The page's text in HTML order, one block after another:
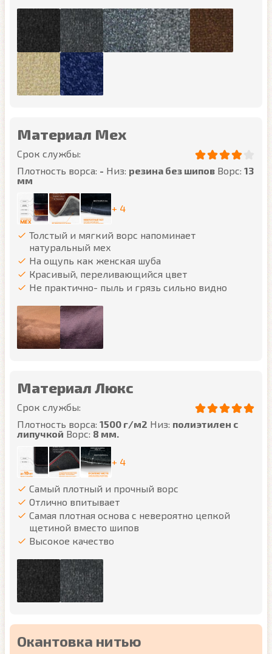
Материал Мех
Срок службы:
Плотность ворса: - Низ: резина без шипов Ворс: 13
мм
+ 4
Толстый и мягкий ворс напоминает
натуральный мех
На ощупь как женская шуба
Красивый, переливающийся цвет
Не практично- пыль и грязь сильно видно
Материал Люкс
Срок службы:
Плотность ворса: 1500 г/м2 Низ: полиэтилен с
липучкой Ворс: 8 мм.
+ 4
Самый плотный и прочный ворс
Отлично впитывает
Самая плотная основа с невероятно цепкой
щетиной вместо шипов
Высокое качество
Окантовка нитью